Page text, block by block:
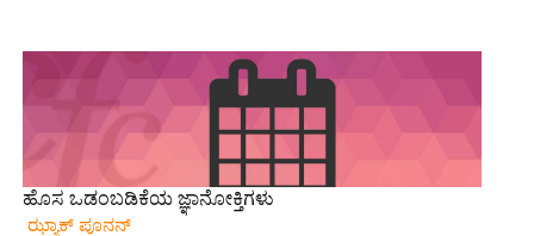
ಹೊಸ ಒಡಂಬಡಿಕೆಯ ಜ್ಞಾನೋಕ್ತಿಗಳು
ಝ್ಯಾಕ್ ಪೂನನ್